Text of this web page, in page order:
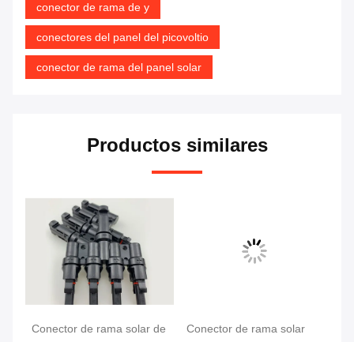
conector de rama de y
conectores del panel del picovoltio
conector de rama del panel solar
Productos similares
Conector de rama solar de
Conector de rama solar